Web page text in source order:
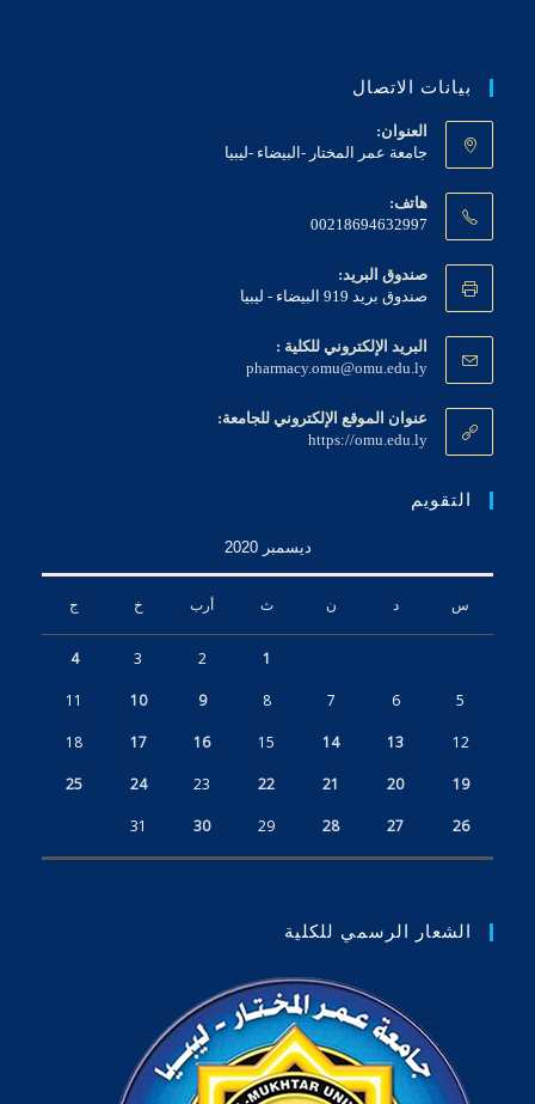
بيانات الاتصال
العنوان:
جامعة عمر المختار -البيضاء -ليبيا
هاتف:
00218694632997
صندوق البريد:
صندوق بريد 919 البيضاء - ليبيا
البريد الإلكتروني للكلية :
pharmacy.omu@omu.edu.ly
o
عنوان الموقع الإلكتروني للجامعة:
https://omu.edu.ly
التقويم
ديسمبر 2020
س د ن ث أرب خ ج
1
2
3
4
5
6
7
8
9
10
11
12
13
14
15
16
17
18
19
20
21
22
23
24
25
26
27
28
29
30
31
الشعار الرسمي للكلية